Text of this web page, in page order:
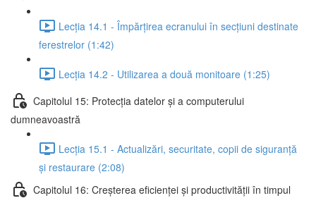
Lecția 14.1 - Împărțirea ecranului în secțiuni destinate
ferestrelor (1:42)
Lecția 14.2 - Utilizarea a două monitoare (1:25)
Capitolul 15: Protecția datelor și a computerului
dumneavoastră
Lecția 15.1 - Actualizări, securitate, copii de siguranță
și restaurare (2:08)
Capitolul 16: Creșterea eficienței și productivității în timpul